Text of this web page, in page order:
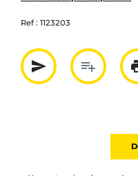
Ref : 1123203
send
Partager par
playlist_add